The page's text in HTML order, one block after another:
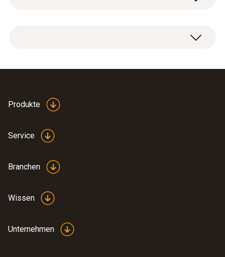
:0560 6351
testo 635-1 - Temperatur- und
Bedienungsanleitung
Produkte
Service
Branchen
Wissen
Unternehmen